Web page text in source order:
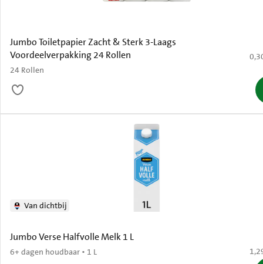
Jumbo Toiletpapier Zacht & Sterk 3-Laags
Voordeelverpakking 24 Rollen
24 Rollen
€
Jumbo Verse Halfvolle Melk 1 L
6+ dagen houdbaar • 1 L
Van dichtbij
€